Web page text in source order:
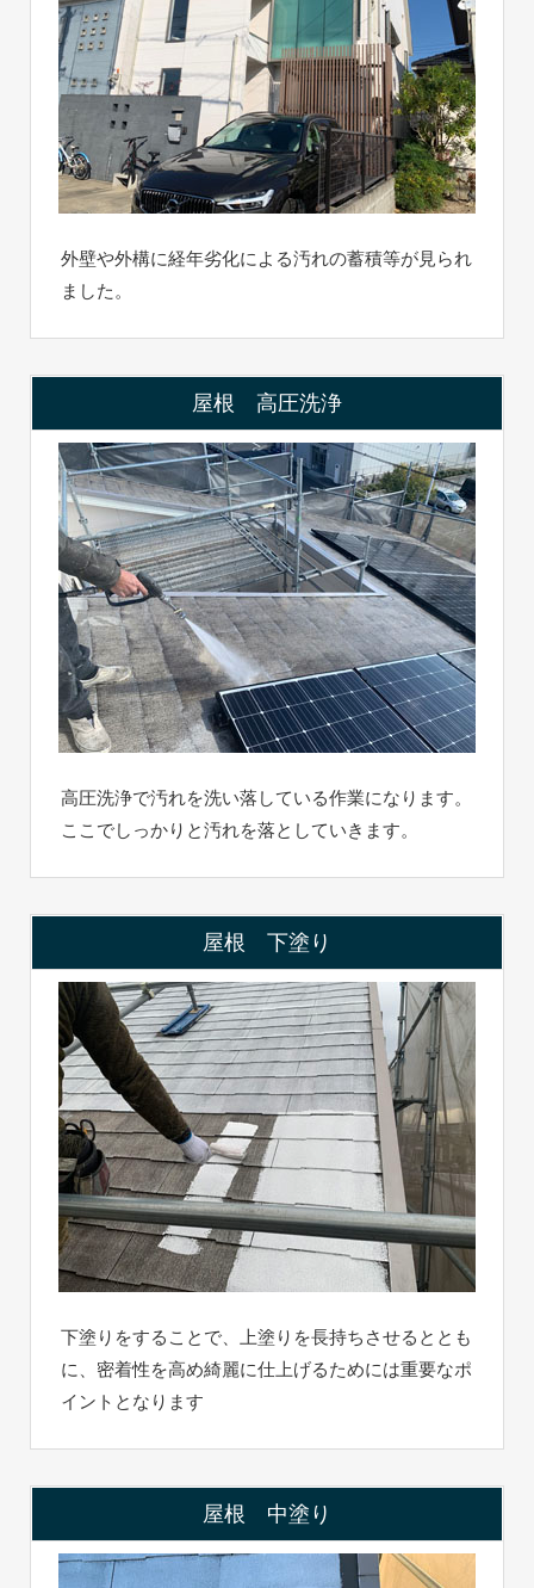
外壁や外構に経年劣化による汚れの蓄積等が見られ
ました。
屋根 高圧洗浄
高圧洗浄で汚れを洗い落している作業になります。
ここでしっかりと汚れを落としていきます。
屋根 下塗り
下塗りをすることで、上塗りを長持ちさせるととも
に、密着性を高め綺麗に仕上げるためには重要なポ
イントとなります
屋根 中塗り